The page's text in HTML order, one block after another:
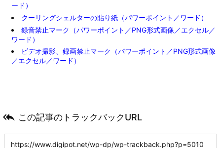
ード）
クーリングシェルターの貼り紙（パワーポイント／ワード）
録音禁止マーク（パワーポイント／PNG形式画像／エクセル／
ワード）
ビデオ撮影、録画禁止マーク（パワーポイント／PNG形式画像
／エクセル／ワード）
 この記事のトラックバックURL